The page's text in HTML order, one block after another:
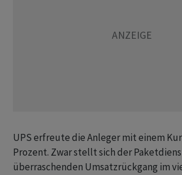
UPS erfreute die Anleger mit einem
Prozent. Zwar stellt sich der
überraschenden Umsatzrückgang im